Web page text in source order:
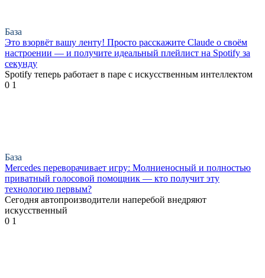
База
Это взорвёт вашу ленту! Просто расскажите Claude о своём
настроении — и получите идеальный плейлист на Spotify за
секунду
Spotify теперь работает в паре с искусственным интеллектом
0 1
База
Mercedes переворачивает игру: Молниеносный и полностью
приватный голосовой помощник — кто получит эту
технологию первым?
Сегодня автопроизводители наперебой внедряют
искусственный
0 1